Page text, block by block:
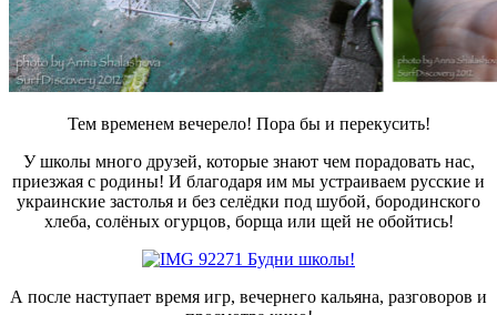
Тем временем вечерело! Пора бы и перекусить!
У школы много друзей, которые знают чем порадовать нас,
приезжая с родины! И благодаря им мы устраиваем русские и
украинские застолья и без селёдки под шубой, бородинского
хлеба, солёных огурцов, борща или щей не обойтись!
А после наступает время игр, вечернего кальяна, разговоров и